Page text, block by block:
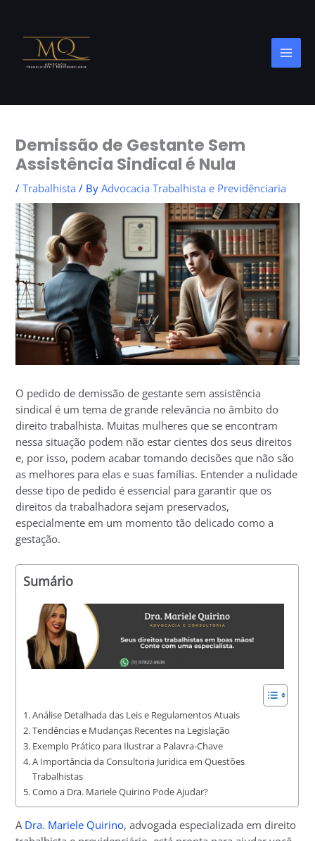
content
Demissão de Gestante Sem
Assistência Sindical é Nula
/Trabalhista / ByAdvocacia Trabalhista e Previdênciaria
O pedido de demissão de gestante sem assistência
sindical é um tema de grande relevância no âmbito do
direito trabalhista. Muitas mulheres que se encontram
nessa situação podem não estar cientes dos seus direitos
e, por isso, podem acabar tomando decisões que não são
as melhores para elas e suas famílias. Entender a nulidade
desse tipo de pedido é essencial para garantir que os
direitos da trabalhadora sejam preservados,
especialmente em um momento tão delicado como a
gestação.
Sumário
Análise Detalhada das Leis e Regulamentos Atuais
Tendências e Mudanças Recentes na Legislação
Exemplo Prático para Ilustrar a Palavra-Chave
A Importância da Consultoria Jurídica em Questões
Trabalhistas
Como a Dra. Mariele Quirino Pode Ajudar?
A Dra. Mariele Quirino, advogada especializada em direito